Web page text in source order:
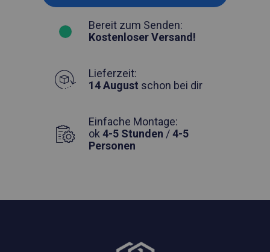
Bereit zum Senden:
Kostenloser Versand!
Lieferzeit:
14 August schon bei dir
Einfache Montage:
ok 4-5 Stunden /4-5
Personen